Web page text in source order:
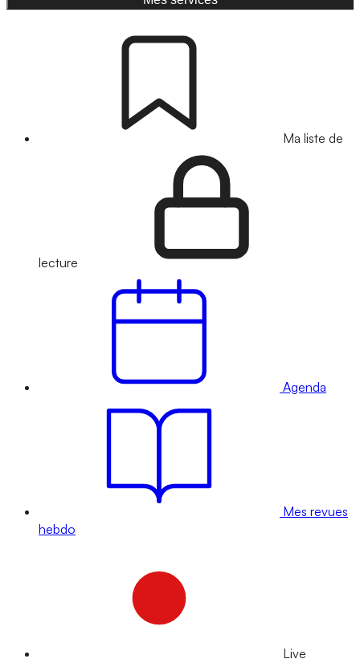
Ma liste de
lecture
Agenda
Mes revues
hebdo
Live